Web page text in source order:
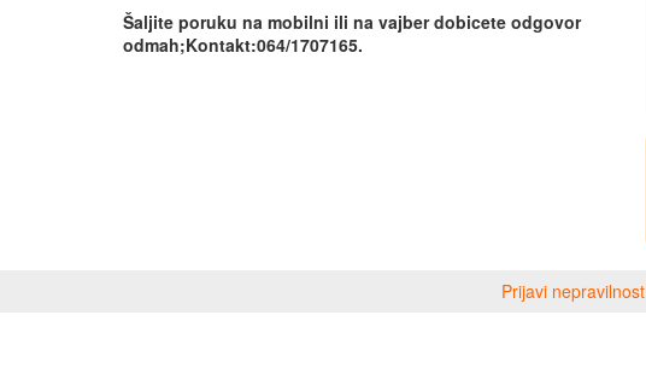
Šaljite poruku na mobilni ili na vajber dobicete odgovor
odmah;Kontakt:064/1707165.
Prijavi nepravilnost